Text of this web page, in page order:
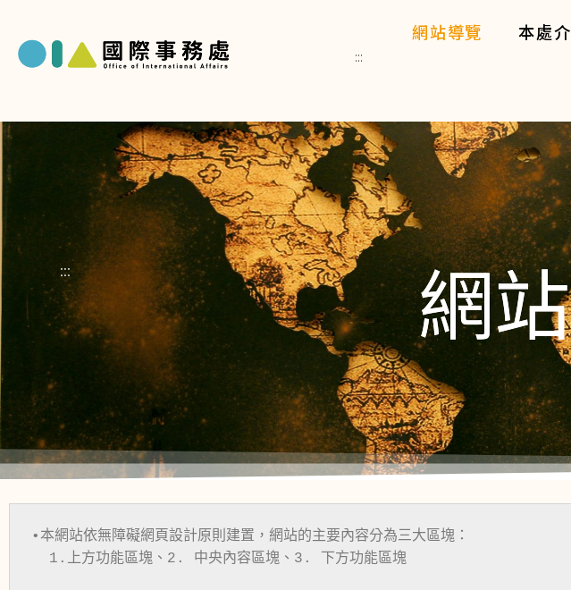
:::
網站導覽 本處
::: 網
•本網站依無障礙網頁設計原則建置，網站的主要內容分為三大區塊：